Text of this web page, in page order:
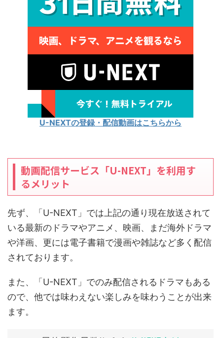
U-NEXTの登録・配信動画はこちらから
動画配信サービス「U-NEXT」を利用す
るメリット
先ず、「U-NEXT」では上記の通り現在放送されて
いる最新のドラマやアニメ、映画、まだ海外ドラマ
や洋画、更には電子書籍で漫画や雑誌など多く配信
されております。
また、「U-NEXT」でのみ配信されるドラマもある
ので、他では味わえない楽しみを味わうことが出来
ます。